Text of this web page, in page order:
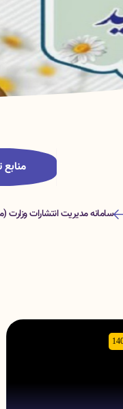
سامانه مدیریت انتشارات وزارت